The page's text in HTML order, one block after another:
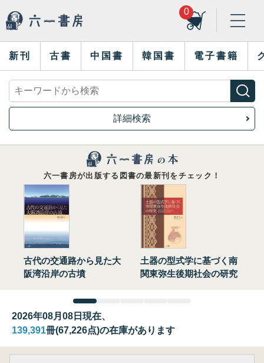
0
新刊 古書 中国書 韓国書 電子書籍
詳細検索
六一書房が出版する図書の最新刊をチェック！
古代の交通路から見た大
阪湾沿岸の古墳
土器の型式学に基づく南
関東弥生後期社会の研究
2026年08月08日現在、
139,391冊(67,226点)の在庫があります